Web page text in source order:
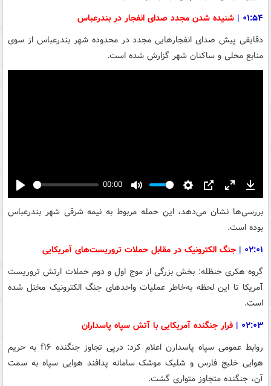
۰۱:۵۴ | شنیده شدن مجدد صدای انفجار در بندرعباس
دقایقی پیش صدای انفجارهایی مجدد در محدوده شهر بندرعباس از سوی
منابع محلی و ساکنان شهر گزارش شده است.
Play
00:00
Mute Settings
PIP Enter
fullscreen
بررسی‌ها نشان می‌دهد، این حمله مربوط به نیمه شرقی شهر بندرعباس
بوده است.
۰۲:۰۱ | جنگ الکترونیک در مقابل حملات تروریست‌های آمریکایی
گروه هکری حنظله: بخش بزرگی از موج اول و دوم حملات ارتش تروریست
آمریکا تا این لحظه به‌خاطر عملیات واحدهای جنگ الکترونیک مختل شده
است.
۰۲:۰۳ | فرار جنگنده آمریکایی با آتش سپاه پاسداران
روابط عمومی سپاه پاسدارن اعلام کرد: درپی تجاوز جنگنده f۱۶ به حریم
هوایی خلیج فارس و شلیک موشک سامانه پدافند هوایی سپاه به سمت
آن، جنگنده متجاوز متواری گشت.